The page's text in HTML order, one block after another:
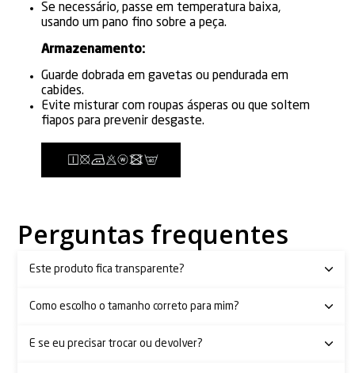
Se necessário, passe em temperatura baixa,
usando um pano fino sobre a peça.
Armazenamento:
Guarde dobrada em gavetas ou pendurada em
cabides.
Evite misturar com roupas ásperas ou que soltem
fiapos para prevenir desgaste.
Perguntas frequentes
Este produto fica transparente?
Como escolho o tamanho correto para mim?
E se eu precisar trocar ou devolver?